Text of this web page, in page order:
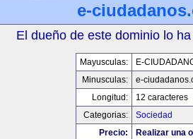
e-
El dueño de este dominio lo
Mayusculas:
E-
Minusculas:
e-
Longitud:
12 caracteres
Categorias:
Sociedad
Precio:
Realizar una